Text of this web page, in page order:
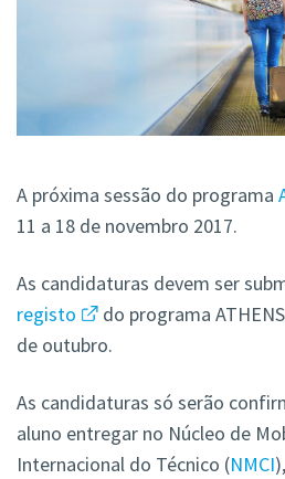
A próxima sessão do programa
11 a 18 de novembro 2017.
As candidaturas devem ser
registo
do programa
de outubro.
As candidaturas só serão
aluno entregar no Núcleo de
Internacional do Técnico (NMCI